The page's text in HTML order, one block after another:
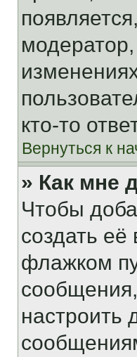
кто-то
Вернуться к
» Как мне
Чтобы
создать
флажком
настроить